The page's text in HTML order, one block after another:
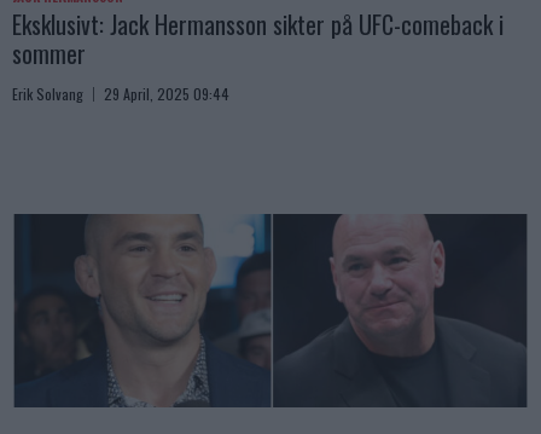
Eksklusivt: Jack Hermansson sikter på UFC-comeback i
sommer
Erik Solvang 29 April, 2025 09:44